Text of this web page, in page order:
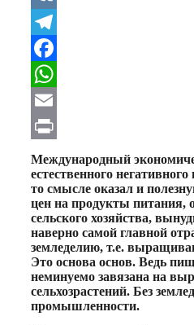
VK
Telegram
Facebook
WhatsApp
Email
Print
Международный
естественного
то смысле оказал и
цен на продукты питания,
сельского хозяйства,
наверно самой главной
земледелию, т.е.
Это основа основ. Ведь
неминуемо завязана на
сельхозрастений. Без
промышленности.